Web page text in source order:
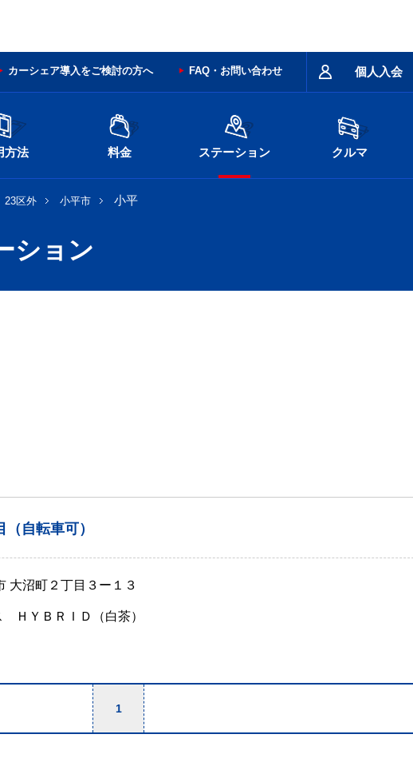
個人入会
カーシェア導入をご検討の方へ FAQ・お問い合わせ
方法 料金 ステーション クルマ
23区外 小平市 小平
ション
自転車可）
大沼町２丁目３ー１３
ＨＹＢＲＩＤ（白茶）
1